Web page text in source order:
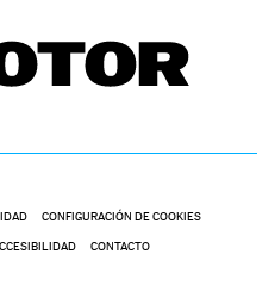
CONFIGURACIÓN DE COOKIES
CONTACTO